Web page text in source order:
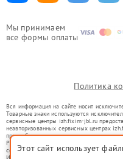
Мы принимаем
все формы оплаты
Политика
Вся информация на сайте носит
Товарные знаки используются
сервисные центры izh.fixim-jbl.ru
неавторизованных сервисных центрах
правообладателями товарных знаков
Ремонт осуществляется для устройств,
со статьей 1487 ГК РФ.
Этот сайт использует